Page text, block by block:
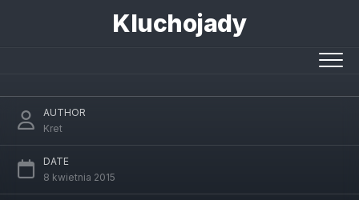
Kluchojady
AUTHOR
Kret
DATE
8 kwietnia 2015